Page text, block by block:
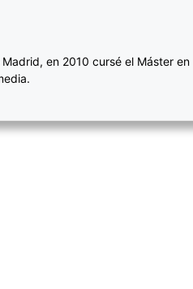
en 2010 cursé el Máster en